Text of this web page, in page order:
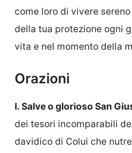
come loro di vivere
della tua protezione ogni
vita e nel momento della
Orazioni
I. Salve o glorioso San
dei tesori incomparabili
davidico di Colui che